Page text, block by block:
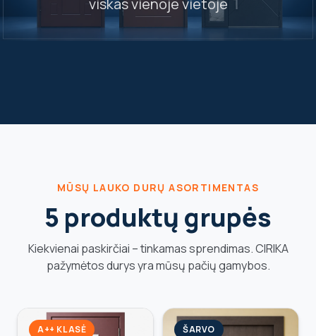
viskas vienoje vietoje
MŪSŲ LAUKO DURŲ ASORTIMENTAS
5 produktų grupės
Kiekvienai paskirčiai – tinkamas sprendimas. CIRIKA
pažymėtos durys yra mūsų pačių gamybos.
A++ KLASĖ ŠARVO